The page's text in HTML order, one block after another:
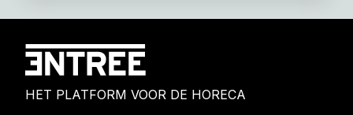
HET PLATFORM VOOR DE HORECA